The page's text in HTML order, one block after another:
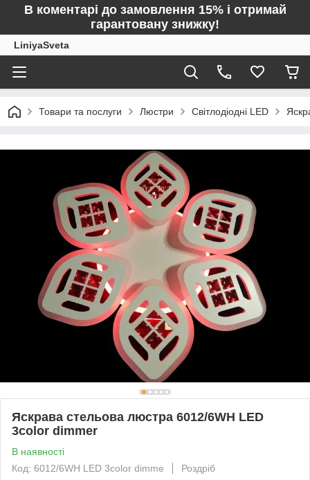
В коментарі до замовлення 15% і отримай
гарантовану знижку!
LiniyaSveta
Товари та послуги Люстри Світлодіодні LED
Яскрава стельова люстра 6012/6WH LED
3color dimmer
В наявності
Код: 6012/6WH LED 3color dimme
Роздріб